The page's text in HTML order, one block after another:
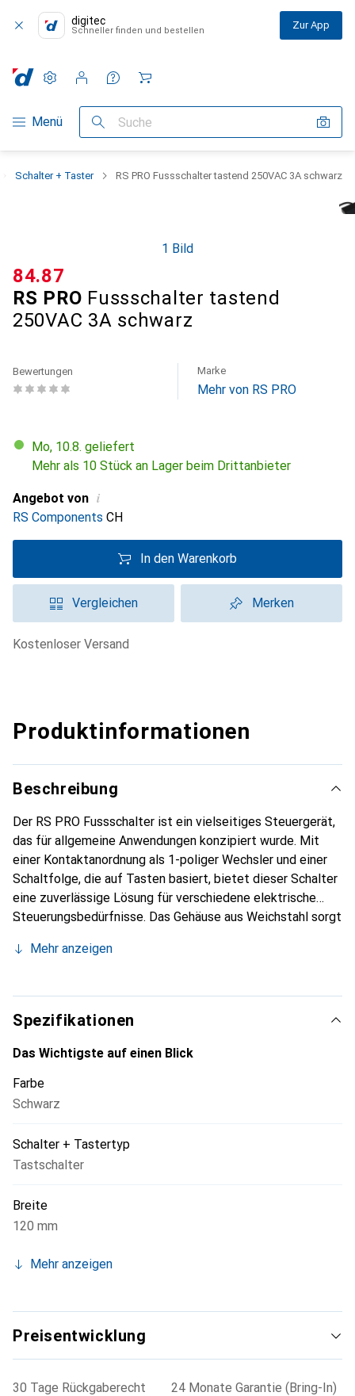
digitec
Schneller finden und bestellen Zur App
Navigation nach Kategorien
Menü Suche
Einstellungen
Kundenkonto
Vergleichslisten
Merklisten
Warenkorb
Schalter + Taster RS PRO Fussschalter tastend 250VAC 3A schwarz
1 Bild
RS PRO Fussschalter tastend
250VAC 3A schwarz
CHF
84.87
Bewertungen Marke
Mehr von RS PRO
Mo, 10.8. geliefert
Mehr als 10 Stück an Lager beim Drittanbieter
Angebot von i
RS Components CH
In den Warenkorb
Vergleichen Merken
kostenloser Versand
Produktinformationen
Beschreibung
Der RS PRO Fussschalter ist ein vielseitiges Steuergerät,
das für allgemeine Anwendungen konzipiert wurde. Mit
einer Kontaktanordnung als 1-poliger Wechsler und einer
Schaltfolge, die auf Tasten basiert, bietet dieser Schalter
eine zuverlässige Lösung für verschiedene elektrische
Steuerungsbedürfnisse. Das Gehäuse aus Weichstahl sorgt
IPX2 zusätzlichen Schutz gegen das Eindringen von
von 250 VAC und eine Nennstromstärke von 3 A ausgelegt,
was ihn für eine Vielzahl von Anwendungen geeignet
macht. Die Anschlussart ist als offenes Ende konzipiert,
was eine flexible Integration in bestehende Systeme
für alle, die eine einfache und effektive Möglichkeit zur
Steuerung elektrischer Geräte suchen.
Mehr anzeigen
Spezifikationen
Das Wichtigste auf einen Blick
Farbe
Schwarz
Schalter + Tastertyp
Tastschalter
Breite
120 mm
Mehr anzeigen
Preisentwicklung
30 Tage Rückgaberecht
24 Monate Garantie (Bring-In)